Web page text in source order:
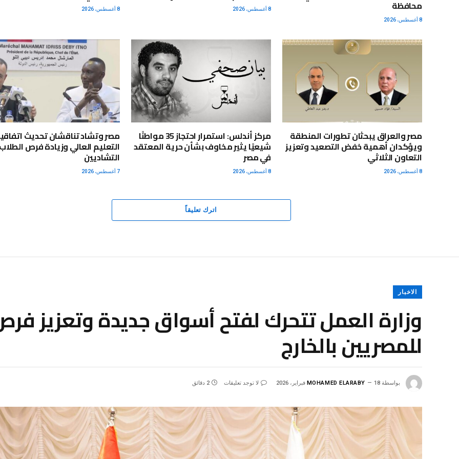
محافظة
8 أغسطس، 2026
8 أغسطس، 2026 8 أغسطس، 2026
مصر والعراق يبحثان تطورات المنطقة
ويؤكدان أهمية خفض التصعيد وتعزيز
التعاون الثلاثي
8 أغسطس، 2026
مركز أندلس: استمرار احتجاز 35 مواطنًا
شيعيًا يثير مخاوف بشأن حرية المعتقد
في مصر
8 أغسطس، 2026
مصر وتشاد تناقشان تحديث
التعليم العالي وزيادة فرص
التشاديين
7 أغسطس، 2026
اترك تعليقاً
الاخبار
وزارة العمل تتحرك لفتح أسواق جديدة وتعزيز
للمصريين بالخارج
بواسطة MOHAMED ELARABY 18 فبراير، 2026 لا توجد تعليقات 2 دقائق